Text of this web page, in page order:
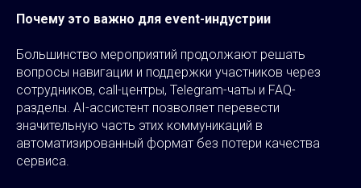
Почему это важно для event-индустрии
Большинство мероприятий продолжают решать
вопросы навигации и поддержки участников через
сотрудников, call-центры, Telegram-чаты и FAQ-
разделы. AI-ассистент позволяет перевести
значительную часть этих коммуникаций в
автоматизированный формат без потери качества
сервиса.